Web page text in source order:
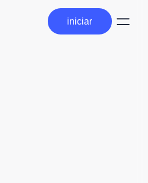
iniciar
iniciar